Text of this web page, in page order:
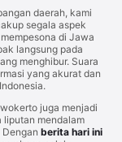
daerah, kami
segala aspek
di Jawa
langsung pada
menghibur. Suara
yang akurat dan
juga menjadi
liputan mendalam
berita hari ini